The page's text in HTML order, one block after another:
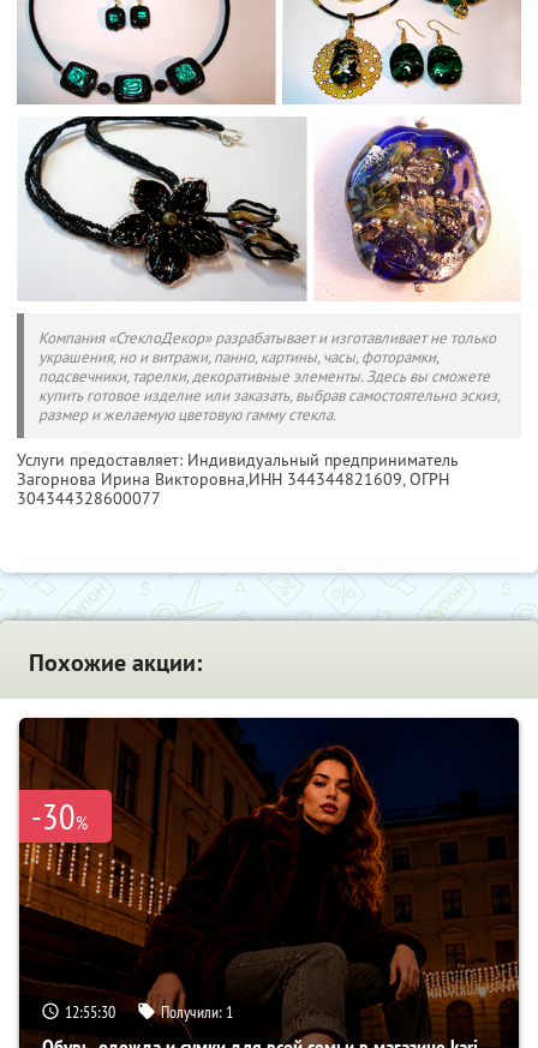
Компания «СтеклоДекор» разрабатывает и изготавливает не только
украшения, но и витражи, панно, картины, часы, фоторамки,
подсвечники, тарелки, декоративные элементы. Здесь вы сможете
купить готовое изделие или заказать, выбрав самостоятельно эскиз,
размер и желаемую цветовую гамму стекла.
Услуги предоставляет: Индивидуальный предприниматель
Загорнова Ирина Викторовна,ИНН 344344821609, ОГРН
304344328600077
Похожие акции:
-30%
12:55:29 Получили: 1